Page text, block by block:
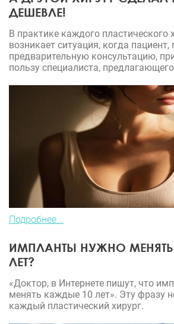
ДЕШЕВЛЕ!
В практике каждого пластического
возникает ситуация, когда
предварительную консультацию,
пользу специалиста,
Подробнее...
ИМПЛАНТЫ НУЖНО
ЛЕТ?
«Доктор, в Интернете пишут, что
менять каждые 10 лет». Эту фразу
каждый пластический хирург.